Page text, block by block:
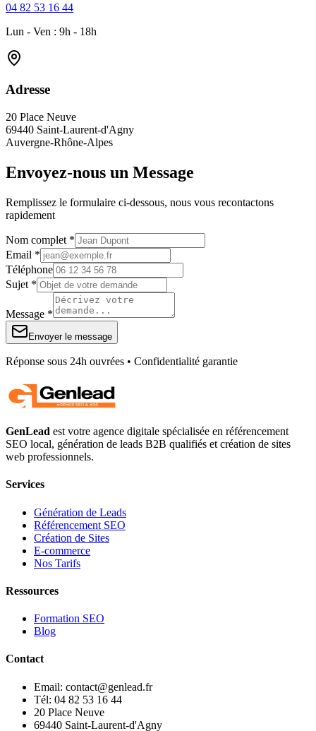
04 82 53 16 44
Lun - Ven : 9h - 18h
Adresse
20 Place Neuve
69440 Saint-Laurent-d'Agny
Auvergne-Rhône-Alpes
Envoyez-nous un Message
Remplissez le formulaire ci-dessous, nous vous recontactons
rapidement
Nom complet *
Email *
Téléphone
Sujet *
Message *
Envoyer le message
Réponse sous 24h ouvrées • Confidentialité garantie
GenLead est votre agence digitale spécialisée en référencement
SEO local, génération de leads B2B qualifiés et création de sites
web professionnels.
Services
Génération de Leads
Référencement SEO
Création de Sites
E-commerce
Nos Tarifs
Ressources
Formation SEO
Blog
Contact
Email: contact@genlead.fr
Tél: 04 82 53 16 44
20 Place Neuve
69440 Saint-Laurent-d'Agny